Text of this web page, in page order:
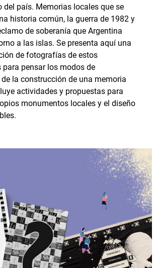
del país. Memorias locales que se
historia común, la guerra de 1982 y
de soberanía que Argentina
a las islas. Se presenta aquí una
de fotografías de estos
para pensar los modos de
la construcción de una memoria
actividades y propuestas para
monumentos locales y el diseño